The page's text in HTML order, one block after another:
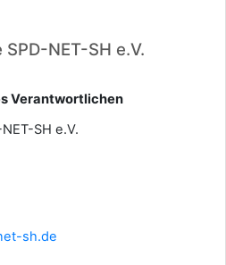
NET-SH e.V.
Verantwortlichen
SH e.V.
sh.de